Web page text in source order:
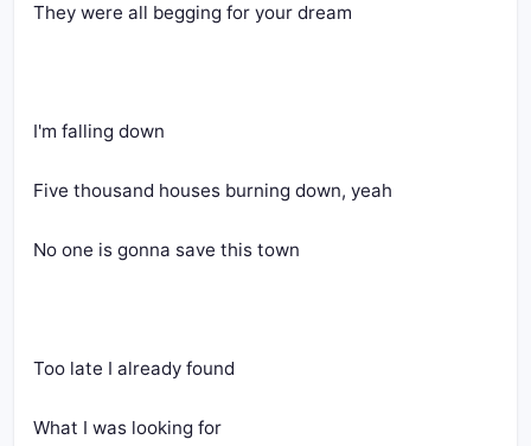
They were all begging for your dream
I'm falling down
Five thousand houses burning down, yeah
No one is gonna save this town
Too late I already found
What I was looking for